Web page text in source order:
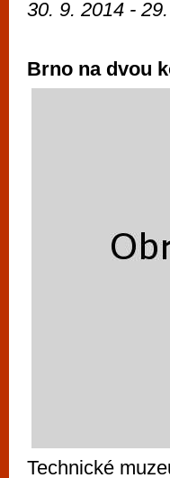
30. 9. 2014 -
Brno na dvou
Technické